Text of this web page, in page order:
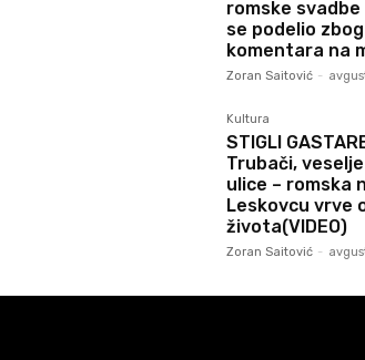
romske
se podelio zbog
komentara na
Zoran Saitović -
Kultura
STIGLI
Trubači,
ulice – romska
Leskovcu vrve
života(VIDEO)
Zoran Saitović -